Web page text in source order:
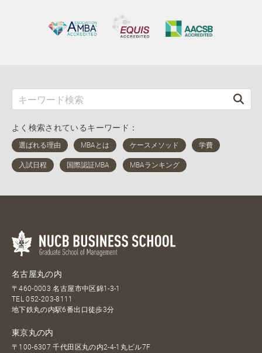
よく検索されているキーワード：
名古屋丸の内
〒460-0003 名古屋市中区錦1-3-1
TEL052-203-8111
地下鉄丸の内駅6番出口徒歩3分
東京丸の内
〒100-6307 千代田区丸の内2-4-1丸ビル7F